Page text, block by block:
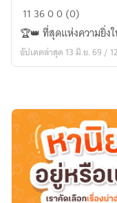
ชื่อ
เรื่อง
📖
"จิตวิทยา
&
ระบบ
อาณาจักร
ใหม่"
11 3600 (0)
🏆👑 ที่สุดแห่งความยิ่
อัปเดตล่าสุด 13 มิ.ย. 69 /